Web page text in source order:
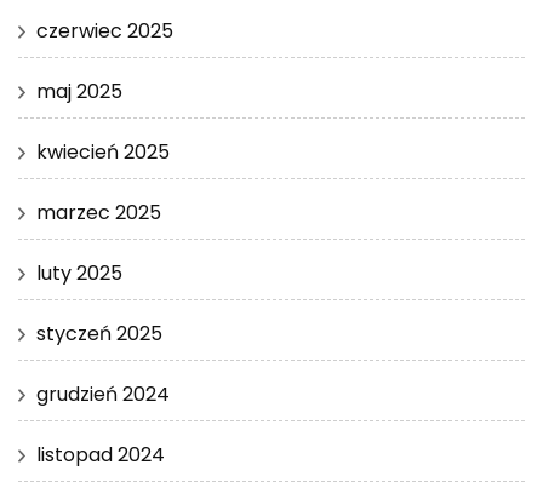
czerwiec 2025
maj 2025
kwiecień 2025
marzec 2025
luty 2025
styczeń 2025
grudzień 2024
listopad 2024